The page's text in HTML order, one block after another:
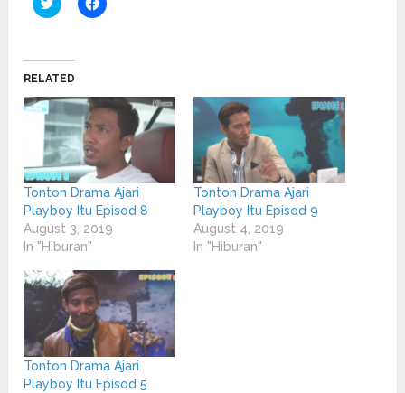
to
(Opens
in
new
window)
to
window)
RELATED
Tonton Drama Ajari
Playboy Itu Episod 8
August 3, 2019
In "Hiburan"
Tonton Drama Ajari
Playboy Itu Episod 9
August 4, 2019
In "Hiburan"
Tonton Drama Ajari
Playboy Itu Episod 5